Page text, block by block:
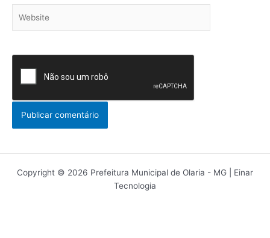
Copyright © 2026 Prefeitura Municipal de Olaria - MG | Einar
Tecnologia